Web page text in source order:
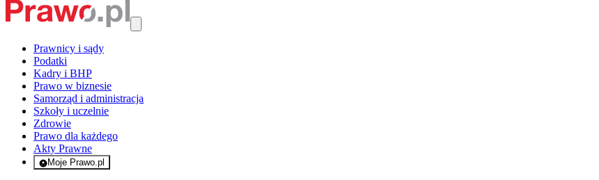
Prawnicy i sądy
Podatki
Kadry i BHP
Prawo w biznesie
Samorząd i administracja
Szkoły i uczelnie
Zdrowie
Prawo dla każdego
Akty Prawne
Moje Prawo.pl
- rejestracja i logowanie do serwisu